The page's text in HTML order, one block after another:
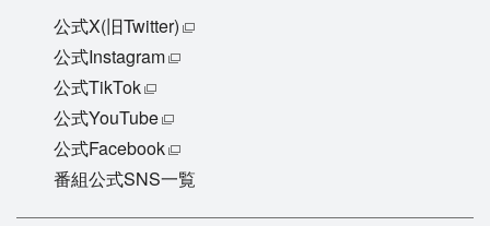
公式X(旧Twitter)
公式Instagram
公式TikTok
公式YouTube
公式Facebook
番組公式SNS一覧